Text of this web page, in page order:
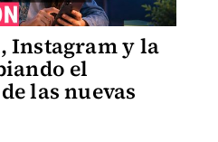
Instagram y la
el
las nuevas